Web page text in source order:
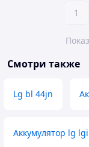
1
Смотри также
Lg bl 44jn
Аккумулятор lg